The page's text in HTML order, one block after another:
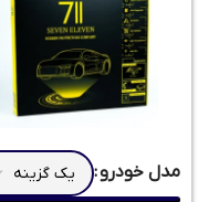
مدل خودرو